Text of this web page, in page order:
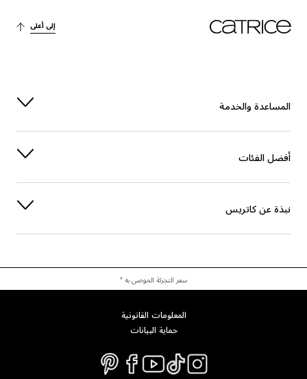
إلى أعلى
المساعدة والخدمة
أفضل الفئات
نبذة عن كاتريس
سعر التجزئة الموصى به *
المعلومات القانونية
حماية البيانات